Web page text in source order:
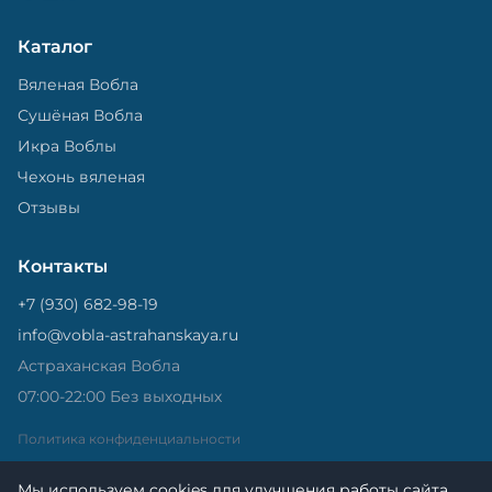
Каталог
Вяленая Вобла
Сушёная Вобла
Икра Воблы
Чехонь вяленая
Отзывы
Контакты
+7 (930) 682-98-19
info@vobla-astrahanskaya.ru
Астраханская Вобла
07:00-22:00 Без выходных
Политика конфиденциальности